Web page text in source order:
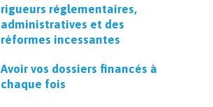
rigueurs réglementaires,
administratives et des
réformes incessantes
Avoir vos dossiers financés à
chaque fois